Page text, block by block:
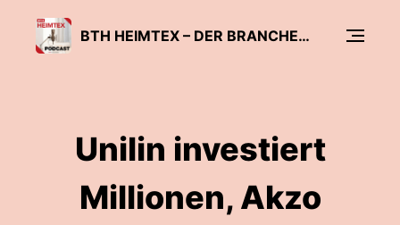
BTH HEIMTEX – DER BRANCHEN-PODCAST
Unilin investiert
Millionen, Akzo